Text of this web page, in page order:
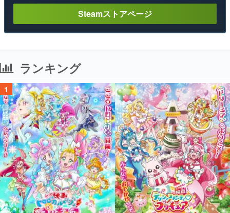
Steamストアページ
ランキング
1